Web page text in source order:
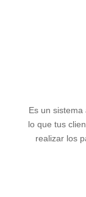
Es un
lo que tus
realizar los